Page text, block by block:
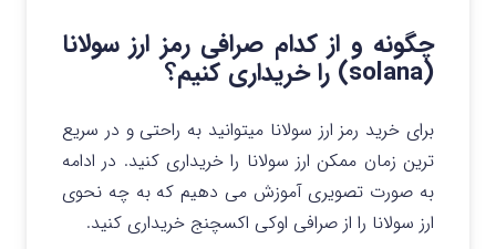
چگونه و از کدام صرافی رمز ارز سولانا
(solana) را خریداری کنیم؟
برای خرید رمز ارز سولانا میتوانید به راحتی و در سریع
ترین زمان ممکن ارز سولانا را خریداری کنید. در ادامه
به صورت تصویری آموزش می دهیم که به چه نحوی
ارز سولانا را از صرافی اوکی اکسچنج خریداری کنید.